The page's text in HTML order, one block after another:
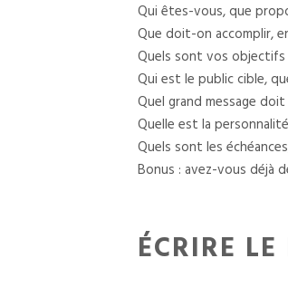
Qui êtes-vous, que
Que doit-on accomplir,
Quels sont vos
Qui est le public cible,
Quel grand message
Quelle est la
Quels sont les
Bonus : avez-vous déjà
ÉCRIRE